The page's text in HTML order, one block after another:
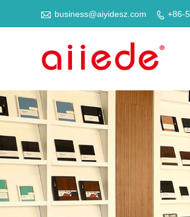
 business@aiyidesz.com  +86-